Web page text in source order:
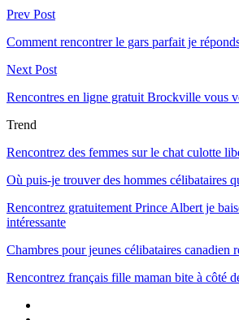
Prev Post
Comment rencontrer le gars parfait je
Next Post
Rencontres en ligne gratuit Brockville vous
Trend
Rencontrez des femmes sur le chat culotte
Où puis-je trouver des hommes célibataires
Rencontrez gratuitement Prince Albert je
intéressante
Chambres pour jeunes célibataires canadien
Rencontrez français fille maman bite à côté